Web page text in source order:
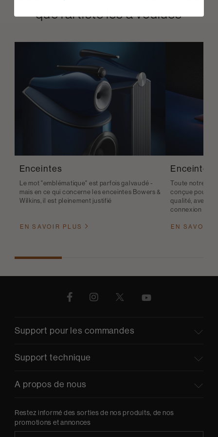
que l’artiste les a voulues
Enceintes
Le mot "emblématique" est parfois galvaudé -
mais en ce qui concerne les enceintes Bowers &
Wilkins, il est pleinement justifié
EN SAVOIR PLUS
Enceintes
Toute notre
conçue pour
qualité, avec la
connexion
EN SAVOIR
Support pour les commandes
Support technique
A propos de nous
Restez informé des sorties de nos produits, de nos
promotions et annonces